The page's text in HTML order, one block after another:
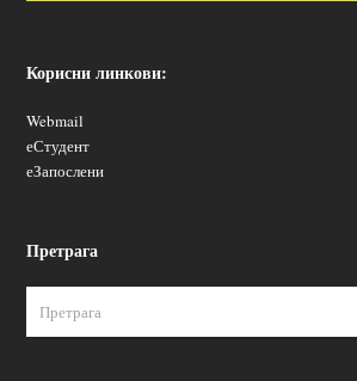
Корисни линкови:
Webmail
еСтудент
еЗапослени
Претрага